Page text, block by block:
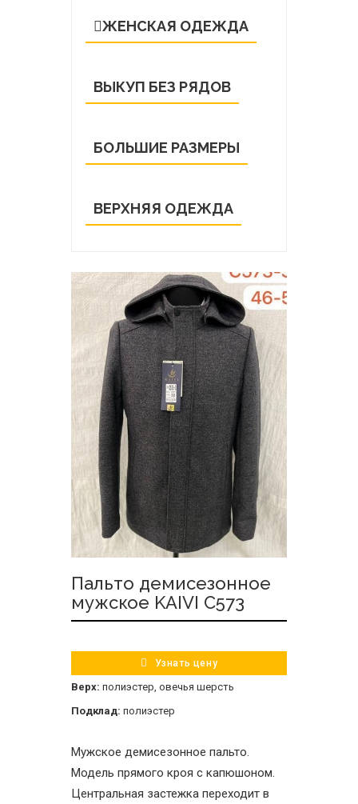
ЖЕНСКАЯ ОДЕЖДА
ВЫКУП БЕЗ РЯДОВ
БОЛЬШИЕ РАЗМЕРЫ
ВЕРХНЯЯ ОДЕЖДА
Пальто демисезонное
мужское KAIVI C573
Узнать цену
Верх: полиэстер, овечья шерсть
Подклад: полиэстер
Мужское демисезонное пальто.
Модель прямого кроя с капюшоном.
Центральная застежка переходит в